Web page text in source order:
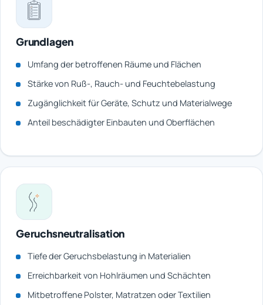
Grundlagen
Umfang der betroffenen Räume und Flächen
Stärke von Ruß-, Rauch- und Feuchtebelastung
Zugänglichkeit für Geräte, Schutz und Materialwege
Anteil beschädigter Einbauten und Oberflächen
Geruchsneutralisation
Tiefe der Geruchsbelastung in Materialien
Erreichbarkeit von Hohlräumen und Schächten
Mitbetroffene Polster, Matratzen oder Textilien